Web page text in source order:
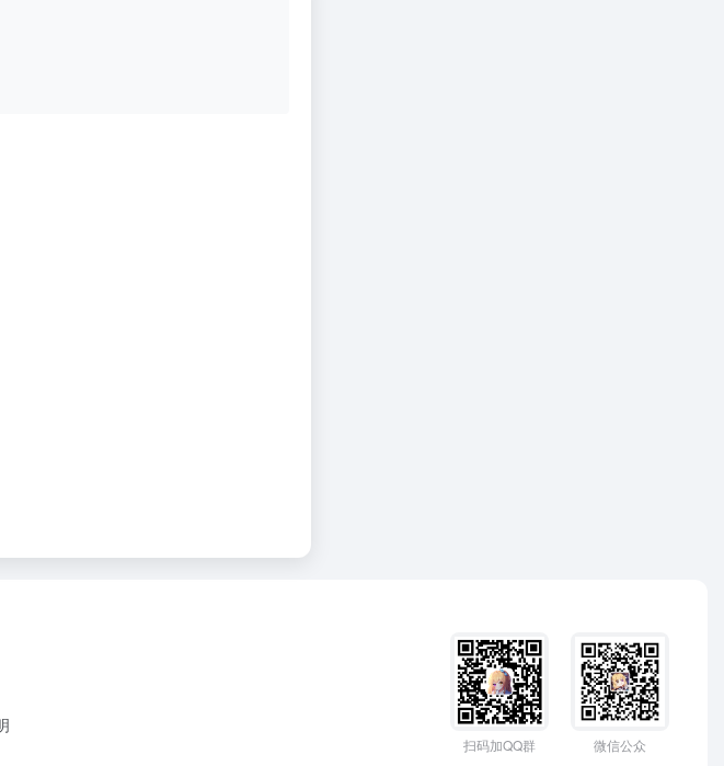
扫码加QQ群 微信公众